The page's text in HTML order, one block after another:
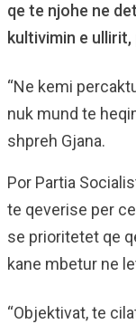
qe te njohe ne
kultivimin e
“Ne kemi
nuk mund te
shpreh Gjana.
Por Partia
te qeverise per
se prioritetet qe
kane mbetur ne
“Objektivat, te